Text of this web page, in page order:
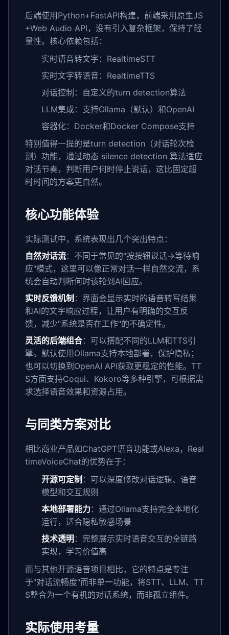
后端使用Python+FastAPI构建，前端采用原生JS
+Web Audio API，没有引入复杂框架，保持了轻
量性。核心依赖包括：
实时语音转文字：RealtimeSTT
实时文字转语音：RealtimeTTS
对话控制：自定义的turn detection算法
LLM集成：支持Ollama（默认）和OpenAI
容器化：Docker和Docker Compose支持
特别值得一提的是turn detection（对话轮次检
测）功能，通过动态 silence detection 算法适应
对话节奏，判断用户何时停止说话，这比固定超
时时间的方案更自然。
核心功能体验
实际测试中，系统表现出几个突出特点：
自然对话流：不同于常见的"按按钮说话→等待响
应"模式，这里可以像正常对话一样自然交流，系
统会自动判断何时该轮到AI回应。
实时反馈机制 ：界面会显示实时的语音转写结果
和AI的文字响应过程，让用户有明确的交互反
馈，减少"系统是否在工作"的不确定性。
灵活的后端组合：可以搭配不同的LLM和TTS引
擎。默认使用Ollama支持本地部署，保护隐私；
也可以切换到OpenAI API获取更稳定的性能。TT
S方面支持Coqui、Kokoro等多种引擎，可根据需
求选择语音效果和资源占用。
与同类方案对比
相比商业产品如ChatGPT语音功能或Alexa，Real
timeVoiceChat的优势在于：
开源可定制 ：可以深度修改对话逻辑、语音
模型和交互规则
本地部署能力：通过Ollama支持完全本地化
运行，适合隐私敏感场景
技术透明：完整展示实时语音交互的全链路
实现，学习价值高
而与其他开源语音项目相比，它的特点是专注
于"对话流畅度"而非单一功能，将STT、LLM、TT
S整合为一个有机的对话系统，而非孤立组件。
实际使用考量